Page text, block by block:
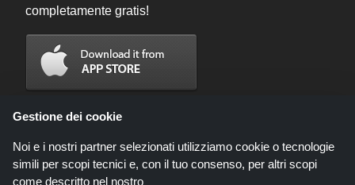
completamente gratis!
Gestione dei cookie
Noi e i nostri partner selezionati utilizziamo cookie o tecnologie
simili per scopi tecnici e, con il tuo consenso, per altri scopi
come descritto nel nostro